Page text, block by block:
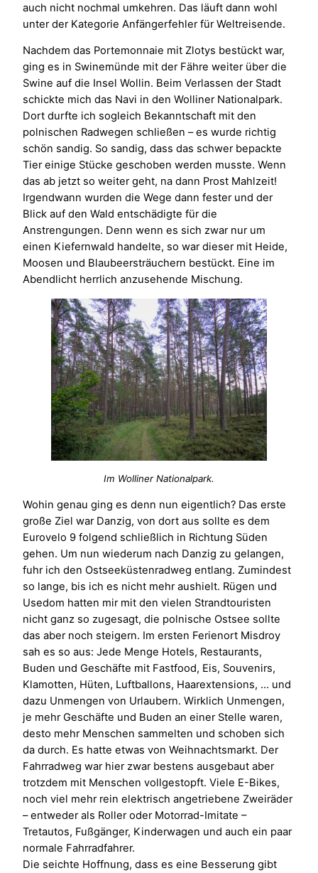
auch nicht nochmal umkehren. Das läuft dann wohl
unter der Kategorie Anfängerfehler für Weltreisende.
Nachdem das Portemonnaie mit Zlotys bestückt war,
ging es in Swinemünde mit der Fähre weiter über die
Swine auf die Insel Wollin. Beim Verlassen der Stadt
schickte mich das Navi in den Wolliner Nationalpark.
Dort durfte ich sogleich Bekanntschaft mit den
polnischen Radwegen schließen – es wurde richtig
schön sandig. So sandig, dass das schwer bepackte
Tier einige Stücke geschoben werden musste. Wenn
das ab jetzt so weiter geht, na dann Prost Mahlzeit!
Irgendwann wurden die Wege dann fester und der
Blick auf den Wald entschädigte für die
Anstrengungen. Denn wenn es sich zwar nur um
einen Kiefernwald handelte, so war dieser mit Heide,
Moosen und Blaubeersträuchern bestückt. Eine im
Abendlicht herrlich anzusehende Mischung.
Im Wolliner Nationalpark.
Wohin genau ging es denn nun eigentlich? Das erste
große Ziel war Danzig, von dort aus sollte es dem
Eurovelo 9 folgend schließlich in Richtung Süden
gehen. Um nun wiederum nach Danzig zu gelangen,
fuhr ich den Ostseeküstenradweg entlang. Zumindest
so lange, bis ich es nicht mehr aushielt. Rügen und
Usedom hatten mir mit den vielen Strandtouristen
nicht ganz so zugesagt, die polnische Ostsee sollte
das aber noch steigern. Im ersten Ferienort Misdroy
sah es so aus: Jede Menge Hotels, Restaurants,
Buden und Geschäfte mit Fastfood, Eis, Souvenirs,
Klamotten, Hüten, Luftballons, Haarextensions, … und
dazu Unmengen von Urlaubern. Wirklich Unmengen,
je mehr Geschäfte und Buden an einer Stelle waren,
desto mehr Menschen sammelten und schoben sich
da durch. Es hatte etwas von Weihnachtsmarkt. Der
Fahrradweg war hier zwar bestens ausgebaut aber
trotzdem mit Menschen vollgestopft. Viele E-Bikes,
noch viel mehr rein elektrisch angetriebene Zweiräder
– entweder als Roller oder Motorrad-Imitate –
Tretautos, Fußgänger, Kinderwagen und auch ein paar
normale Fahrradfahrer.
Die seichte Hoffnung, dass es eine Besserung gibt